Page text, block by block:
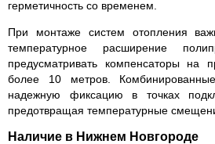
герметичность со временем.
При монтаже систем отопления
температурное расширение
предусматривать компенсаторы на
более 10 метров.
надежную фиксацию в точках
предотвращая температурные
Наличие в Нижнем Новгороде